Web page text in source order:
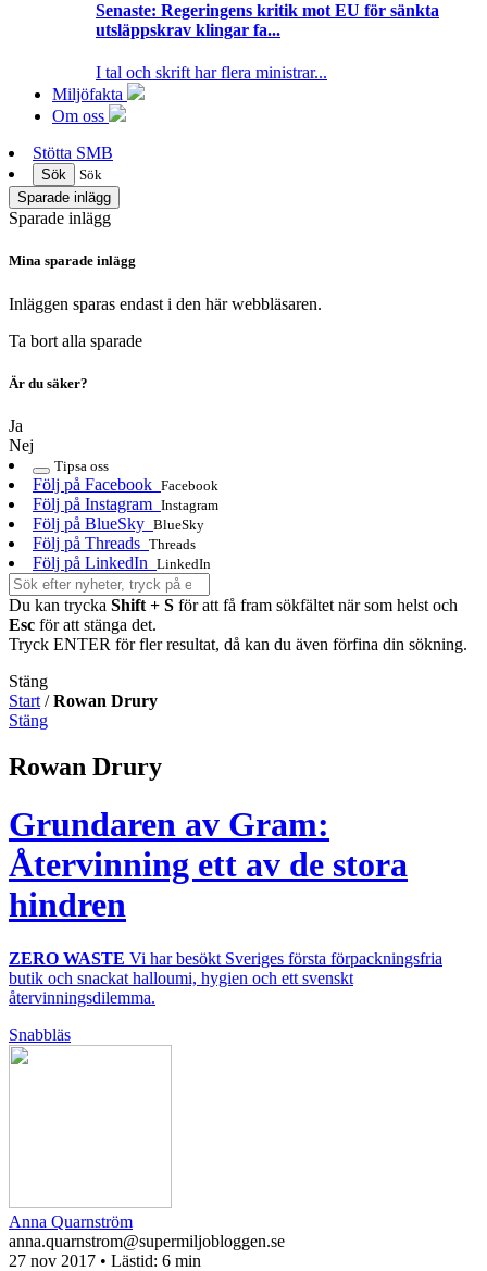
Senaste: Regeringens kritik mot EU för sänkta
utsläppskrav klingar fa...
I tal och skrift har flera ministrar...
Miljöfakta
Om oss
Stötta SMB
Sök
Sök
Sparade inlägg
Sparade inlägg
Mina sparade inlägg
Inläggen sparas endast i den här webbläsaren.
Ta bort alla sparade
Är du säker?
Ja
Nej
Tipsa oss
Följ på Facebook Facebook
Följ på Instagram Instagram
Följ på BlueSky BlueSky
Följ på Threads Threads
Följ på LinkedIn LinkedIn
Du kan trycka Shift + S för att få fram sökfältet när som helst och
Esc för att stänga det.
Tryck ENTER för fler resultat, då kan du även förfina din sökning.
Stäng
Start /Rowan Drury
Stäng
Rowan Drury
Grundaren av Gram:
Återvinning ett av de stora
hindren
ZERO WASTE Vi har besökt Sveriges första förpackningsfria
butik och snackat halloumi, hygien och ett svenskt
återvinningsdilemma.
Snabbläs
Anna Quarnström
anna.quarnstrom@supermiljobloggen.se
27 nov 2017 • Lästid: 6 min